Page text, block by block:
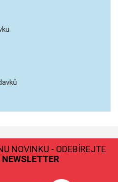
NOVINKU - ODEBÍREJTE
NEWSLETTER